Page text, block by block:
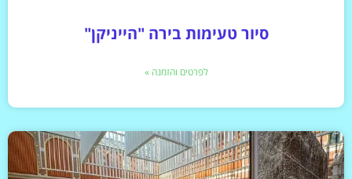
סיור טעימות בירה "הייניקן"
לפרטים והזמנה »